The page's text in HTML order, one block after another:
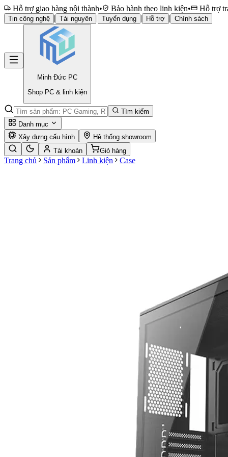
Hỗ trợ giao hàng nội thành• Bảo hành theo linh kiện• Hỗ trợ
Tin công nghệ | Tài nguyên | Tuyển dụng | Hỗ trợ | Chính sách
Minh Đức PC
Shop PC & linh kiện
Tìm kiếm
Danh mục
Xây dựng cấu hình
Hệ thống showroom
Tài khoản
Giỏ hàng
Trang chủ Sản phẩm Linh kiện Case